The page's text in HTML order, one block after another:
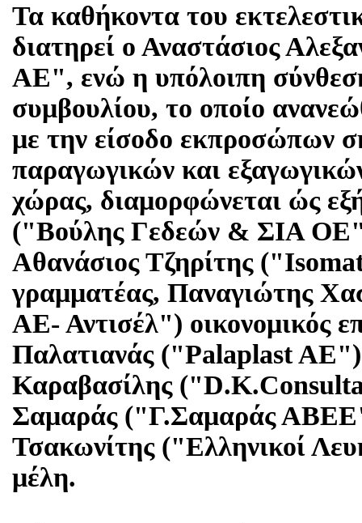
Τα καθήκοντα του
διατηρεί ο Αναστάσιος
ΑΕ", ενώ η υπόλοιπη
συμβουλίου, το οποίο
με την είσοδο εκπροσώπων
παραγωγικών και
χώρας, διαμορφώνεται ώς
("Βούλης Γεδεών & ΣΙΑ
Αθανάσιος Τζηρίτης
γραμματέας, Παναγιώτης
ΑΕ- Αντισέλ") οικονομικός
Παλατιανάς ("Palaplast
Καραβασίλης
Σαμαράς ("Γ.Σαμαράς
Τσακωνίτης ("Ελληνικοί
μέλη.